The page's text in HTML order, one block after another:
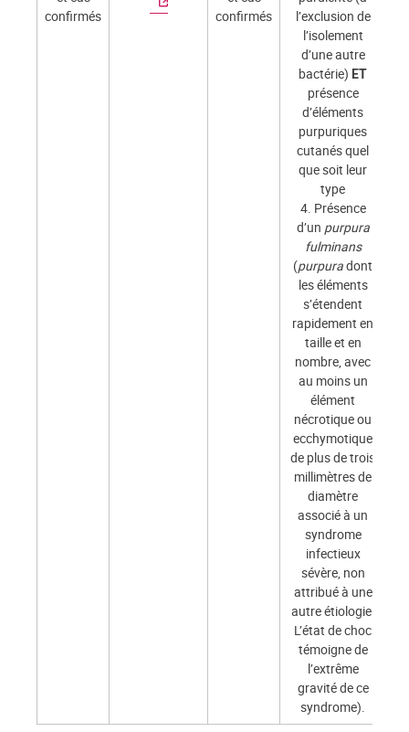
confirmés
confirmés
l’exclusion de
l’isolement
d’une autre
bactérie) ET
présence
d’éléments
purpuriques
cutanés quel
que soit leur
type
4. Présence
d’un purpura
fulminans
(purpuradont
les éléments
s’étendent
rapidement en
taille et en
nombre, avec
au moins un
élément
nécrotique ou
ecchymotique
de plus de trois
millimètres de
diamètre
associé à un
syndrome
infectieux
sévère, non
attribué à une
autre étiologie.
L’état de choc
témoigne de
l’extrême
gravité de ce
syndrome).